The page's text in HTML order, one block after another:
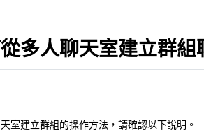
多人聊天室建立群組
室建立群組的操作方法，請確認以下說明。